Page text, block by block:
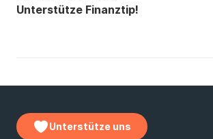
Unterstütze Finanztip!
Unterstütze uns